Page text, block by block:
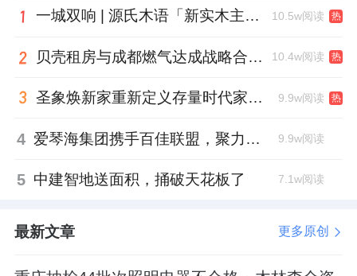
远了。
三、1万份5A好设计作品背后的信号
活动现场公布了一个数据：第二届索菲亚5A好
稿背后，是1万个真实家庭的设计需求被“看见”
一城双响 | 源氏木语「新实木主义——黑标生活提案」发布会落地天津，黑标旗舰店盛大启幕 10.5w阅读 热
贝壳租房与成都燃气达成战略合作 打通安全巡检“最后一米” 10.4w阅读 热
圣象焕新家重新定义存量时代家居升级逻辑，筑牢说换就换的底气！ 9.9w阅读 热
4 爱琴海集团携手百佳联盟，聚力共拓存量商业新赛道 9.9w阅读
5 中建智地送面积，捅破天花板了 7.1w阅读
最新文章 更多原创